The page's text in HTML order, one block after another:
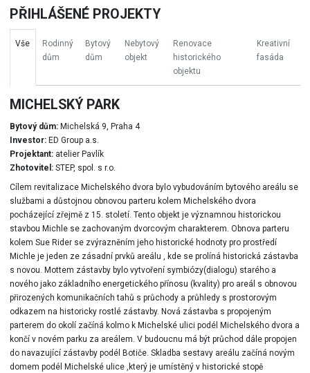
PŘIHLÁŠENÉ PROJEKTY
Vše
Rodinný
dům
Bytový
dům
Nebytový
objekt
Renovace
historického
objektu
Kreativní
fasáda
MICHELSKÝ PARK
Bytový dům:Michelská 9, Praha 4
Investor:ED Group a.s.
Projektant:atelier Pavlík
Zhotovitel:STEP, spol. s r.o.
Cílem revitalizace Michelského dvora bylo vybudováním bytového areálu se
službami a důstojnou obnovou parteru kolem Michelského dvora
pocházející zřejmě z 15. století. Tento objekt je významnou historickou
stavbou Michle se zachovaným dvorcovým charakterem. Obnova parteru
kolem Sue Rider se zvýrazněním jeho historické hodnoty pro prostředí
Michle je jeden ze zásadní prvků areálu , kde se prolíná historická zástavba
s novou. Mottem zástavby bylo vytvoření symbiózy(dialogu) starého a
nového jako základního energetického přínosu (kvality) pro areál s obnovou
přirozených komunikačních tahů s průchody a průhledy s prostorovým
odkazem na historicky rostlé zástavby. Nová zástavba s propojeným
parterem do okolí začíná kolmo k Michelské ulici podél Michelského dvora a
končí v novém parku za areálem. V budoucnu má být průchod dále propojen
do navazující zástavby podél Botiče. Skladba sestavy areálu začíná novým
domem podél Michelské ulice ,který je umístěný v historické stopě